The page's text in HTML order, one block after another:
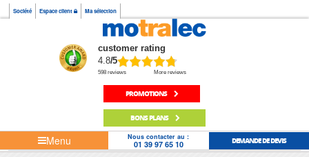
Société Espace client Ma sélection
customer rating
4.8/5
598 reviews More reviews
PROMOTIONS
BONS PLANS
Menu Nous contacter au :
01 39 97 65 10 DEMANDE DE DEVIS